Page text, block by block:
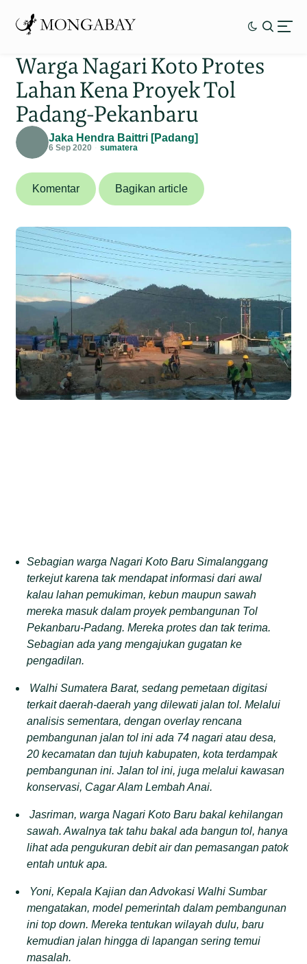
Warga Nagari Koto Protes
Lahan Kena Proyek Tol
Padang-Pekanbaru
Jaka Hendra Baittri [Padang]
6 Sep 2020 sumatera
Komentar Bagikan article
Sebagian warga Nagari Koto Baru Simalanggang
terkejut karena tak mendapat informasi dari awal
kalau lahan pemukiman, kebun maupun sawah
mereka masuk dalam proyek pembangunan Tol
Pekanbaru-Padang. Mereka protes dan tak terima.
Sebagian ada yang mengajukan gugatan ke
pengadilan.
Walhi Sumatera Barat, sedang pemetaan digitasi
terkait daerah-daerah yang dilewati jalan tol. Melalui
analisis sementara, dengan overlay rencana
pembangunan jalan tol ini ada 74 nagari atau desa,
20 kecamatan dan tujuh kabupaten, kota terdampak
pembangunan ini. Jalan tol ini, juga melalui kawasan
konservasi, Cagar Alam Lembah Anai.
Jasriman, warga Nagari Koto Baru bakal kehilangan
sawah. Awalnya tak tahu bakal ada bangun tol, hanya
lihat ada pengukuran debit air dan pemasangan patok
entah untuk apa.
Yoni, Kepala Kajian dan Advokasi Walhi Sumbar
mengatakan, model pemerintah dalam pembangunan
ini top down. Mereka tentukan wilayah dulu, baru
kemudian jalan hingga di lapangan sering temui
masalah.